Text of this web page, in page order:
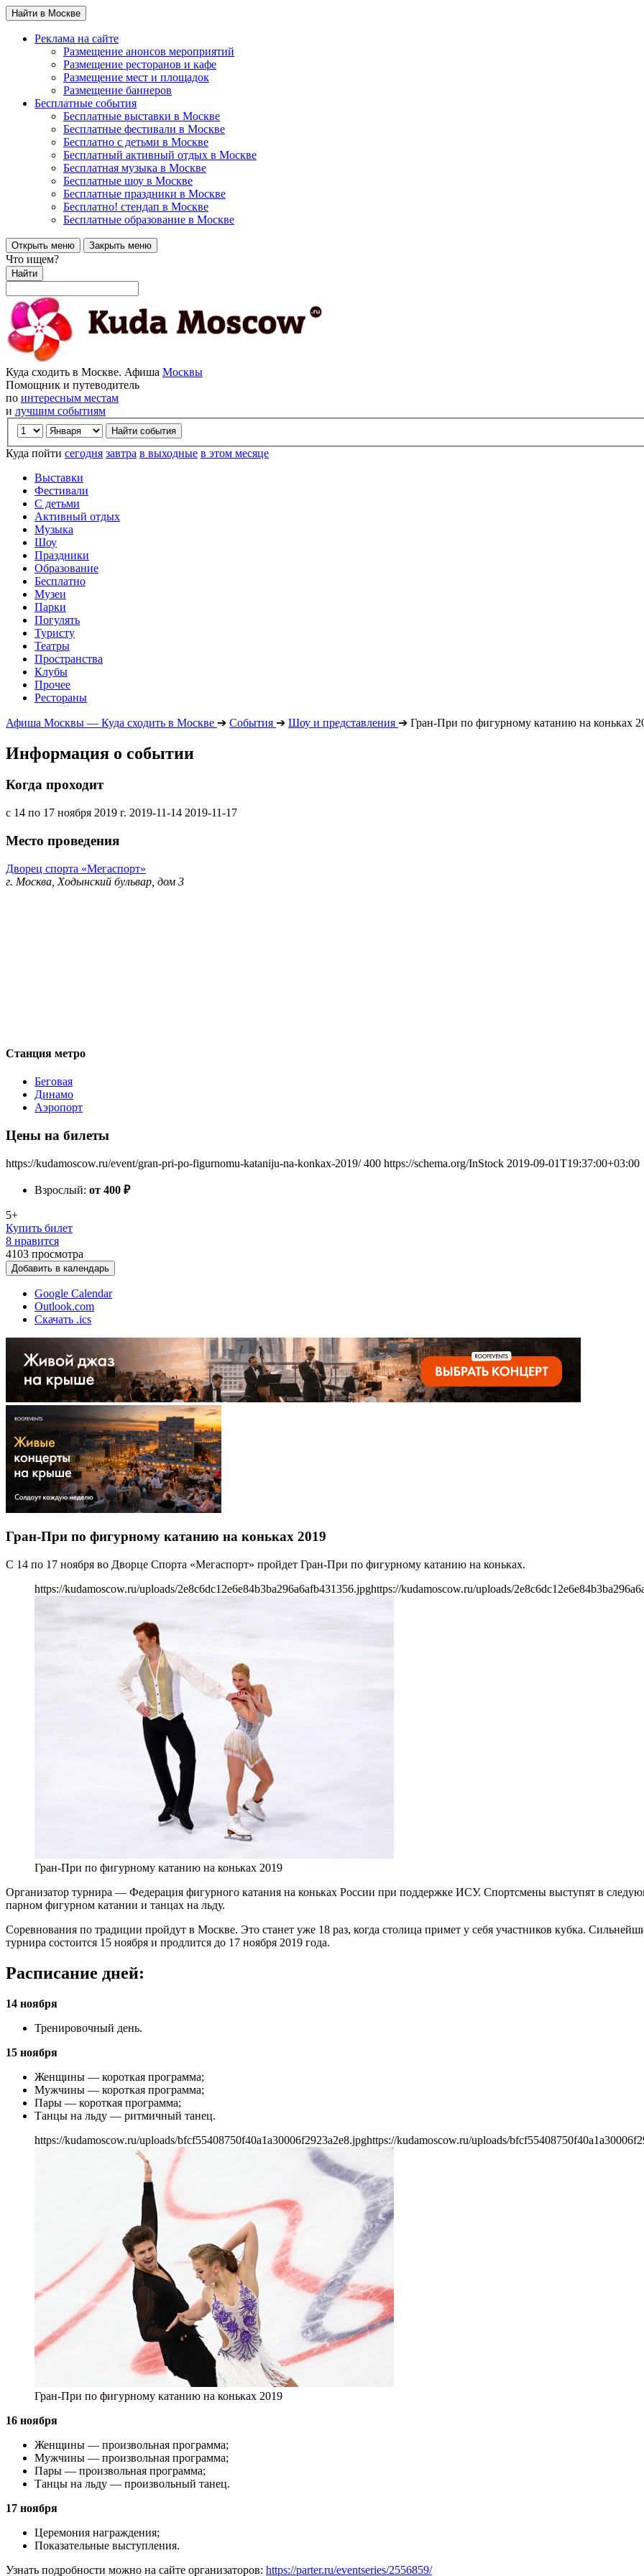
Найти в Москве
Реклама на сайте
Размещение анонсов мероприятий
Размещение ресторанов и кафе
Размещение мест и площадок
Размещение баннеров
Бесплатные события
Бесплатные выставки в Москве
Бесплатные фестивали в Москве
Бесплатно с детьми в Москве
Бесплатный активный отдых в Москве
Бесплатная музыка в Москве
Бесплатные шоу в Москве
Бесплатные праздники в Москве
Бесплатно! стендап в Москве
Бесплатные образование в Москве
Открыть меню Закрыть меню
Что ищем?
Найти
Куда сходить в Москве. Афиша Москвы
Помощник и путеводитель
по интересным местам
и лучшим событиям
Куда пойти сегодня завтра в выходные в этом месяце
Выставки
Фестивали
С детьми
Активный отдых
Музыка
Шоу
Праздники
Образование
Бесплатно
Музеи
Парки
Погулять
Туристу
Театры
Пространства
Клубы
Прочее
Рестораны
Афиша Москвы — Куда сходить в Москве ➔ События ➔ Шоу и представления ➔ Гран-При по фигурному катанию на коньках
Информация о событии
Когда проходит
с 14 по 17 ноября 2019 г. 2019-11-14 2019-11-17
Место проведения
Дворец спорта «Мегаспорт»
г. Москва, Ходынский бульвар, дом 3
Станция метро
Беговая
Динамо
Аэропорт
Цены на билеты
https://kudamoscow.ru/event/gran-pri-po-figurnomu-kataniju-na-konkax-2019/ 400 https://schema.org/InStock 2019-09-01T19:37:00+03:00
Взрослый: от 400 ₽
5+
Купить билет
8 нравится
4103 просмотра
Добавить в календарь
Google Calendar
Outlook.com
Скачать .ics
Гран-При по фигурному катанию на коньках 2019
С 14 по 17 ноября во Дворце Спорта «Мегаспорт» пройдет Гран-При по фигурному катанию на коньках.
https://kudamoscow.ru/uploads/2e8c6dc12e6e84b3ba296a6afb431356.jpghttps://kudamoscow.ru/uploads/
Гран-При по фигурному катанию на коньках 2019
Организатор турнира — Федерация фигурного катания на коньках России при поддержке ИСУ. Спортсмены выступят в
парном фигурном катании и танцах на льду.
Соревнования по традиции пройдут в Москве. Это станет уже 18 раз, когда столица примет у себя участников кубка.
турнира состоится 15 ноября и продлится до 17 ноября 2019 года.
Расписание дней:
14 ноября
Тренировочный день.
15 ноября
Женщины — короткая программа;
Мужчины — короткая программа;
Пары — короткая программа;
Танцы на льду — ритмичный танец.
https://kudamoscow.ru/uploads/bfcf55408750f40a1a30006f2923a2e8.jpghttps://kudamoscow.ru/uploads/
Гран-При по фигурному катанию на коньках 2019
16 ноября
Женщины — произвольная программа;
Мужчины — произвольная программа;
Пары — произвольная программа;
Танцы на льду — произвольный танец.
17 ноября
Церемония награждения;
Показательные выступления.
Узнать подробности можно на сайте организаторов: https://parter.ru/eventseries/2556859/